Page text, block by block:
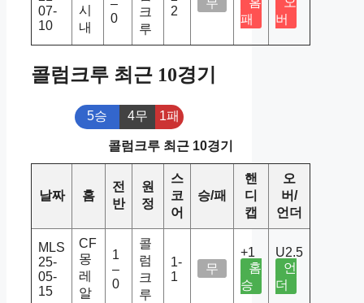
07-
10
시
내
–
0
크
루
2
무
패
버
콜럼크루 최근 10경기
5승 4무 1패
콜럼크루 최근 10경기
날짜 홈
전
반
원
정
스
코
어
승/패
핸
디
캡
오
버/
언더
MLS
25-
05-
15
CF
몽
레
알
1
–
0
콜
럼
크
루
1-
1
무
+1
홈
승
U2.5
언
더